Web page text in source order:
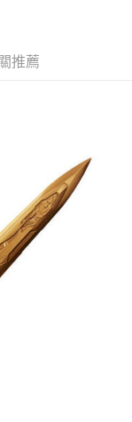
結算日後寄送繳費提
店將買賣／分期付款
，商店將以您的個人
蒐集、處理及利用，
及更正。
userRule
推薦